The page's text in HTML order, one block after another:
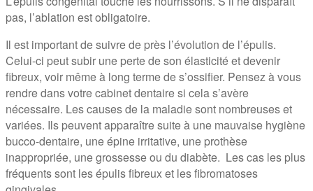
pas, l’ablation est obligatoire.
Il est important de suivre de près l’évolution de l’épulis.
Celui-ci peut subir une perte de son élasticité et devenir
fibreux, voir même à long terme de s’ossifier. Pensez à vous
rendre dans votre cabinet dentaire si cela s’avère
nécessaire. Les causes de la maladie sont nombreuses et
variées. Ils peuvent apparaître suite à une mauvaise hygiène
bucco-dentaire, une épine irritative, une prothèse
inappropriée, une grossesse ou du diabète. Les cas les plus
fréquents sont les épulis fibreux et les fibromatoses